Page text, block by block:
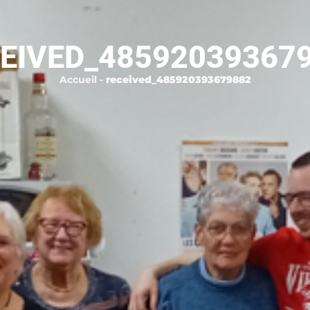
Accueil - received_485920393679882